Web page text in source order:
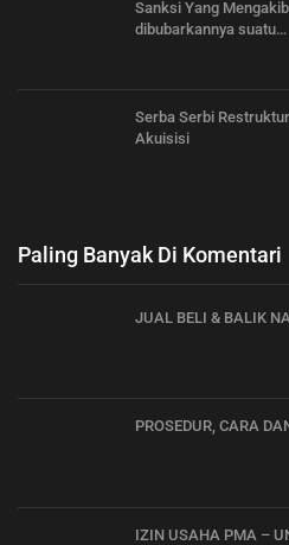
Sanksi Yang
dibubarkannya suatu…
Serba Serbi
Akuisisi
Paling Banyak Di Komentari
JUAL BELI & BALIK
PROSEDUR, CARA
IZIN USAHA PMA –